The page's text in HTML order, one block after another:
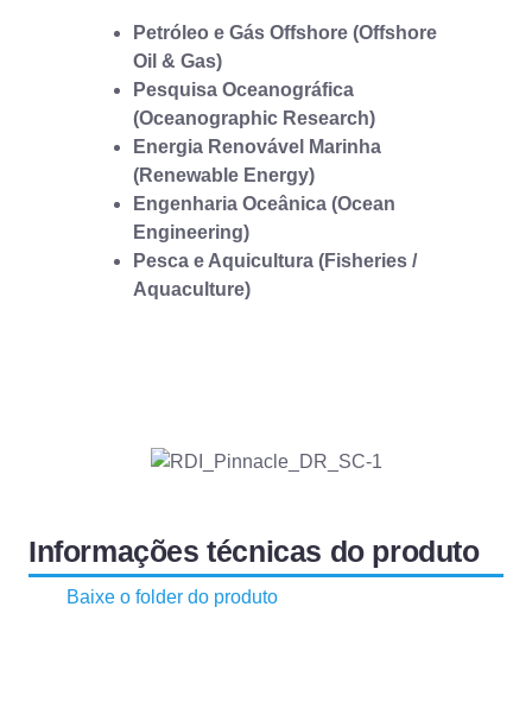
Petróleo e Gás Offshore (Offshore
Oil & Gas)
Pesquisa Oceanográfica
(Oceanographic Research)
Energia Renovável Marinha
(Renewable Energy)
Engenharia Oceânica (Ocean
Engineering)
Pesca e Aquicultura (Fisheries /
Aquaculture)
Informações técnicas do produto
Baixe o folder do produto